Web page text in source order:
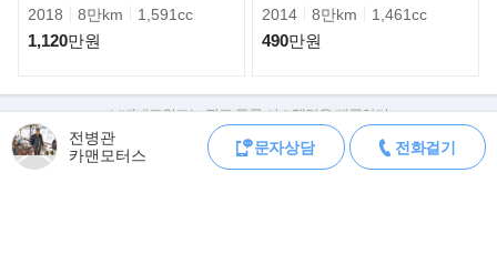
》동영상으로 차량정보 확인후 마음에 드시면 바로 탁송으로 차량
》제 월 판매량의 대부분은 탁송거래로 이루어 지고 있습니다..
》캐피탈 할부,리스를 같이 하고 있으며 차량대차와 당일 차량출고
가능 합니다.
2018 8만km 1,591cc
1,120만원
2014 8만km 1,461cc
490만원
전병관
카맨모터스
문자상담 전화걸기
보배네트워크는 광고 등록 시스템만을 제공하며
판매자가 직접 등록한 내용에 대한 모든 책임은 판매자에게 있습니다.
차량 구매 시 차량등록증, 성능점검기록부, 실제 차량 상태,